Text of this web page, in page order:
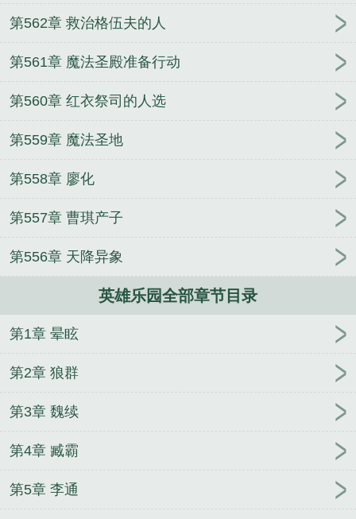
天：儒道至圣，书海葬天
神豪环球旅行，从瑞士女
死后我无敌了 崇祯朱由检全文免费阅读无弹窗
大明
摆烂居然被长公主赖上了
开局一碗蛋炒饭，吃哭高
龙
第562章 救治格伍夫的人
第561章 魔法圣殿准备行动
第560章 红衣祭司的人选
第559章 魔法圣地
第558章 廖化
第557章 曹琪产子
第556章 天降异象
英雄乐园全部章节目录
第1章 晕眩
第2章 狼群
第3章 魏续
第4章 臧霸
第5章 李通